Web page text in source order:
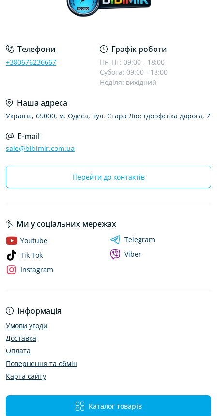
Телефони
+380676236667
Графік роботи
Пн-Пт: 09:00 - 18:00
Субота: 09:00 - 18:00
Неділя: вихідний
Наша адреса
Україна, 65000, м. Одеса, вул. Стара Люстдорфська дорога, 7
E-mail
sale@bibimir.com.ua
Перейти до контактів
Інформація
Умови угоди
Доставка
Оплата
Повернення та обмін
Карта сайту
Каталог товарів
Ми у соціальних мережах
Youtube
Tik Tok
Instagram
Telegram
Viber